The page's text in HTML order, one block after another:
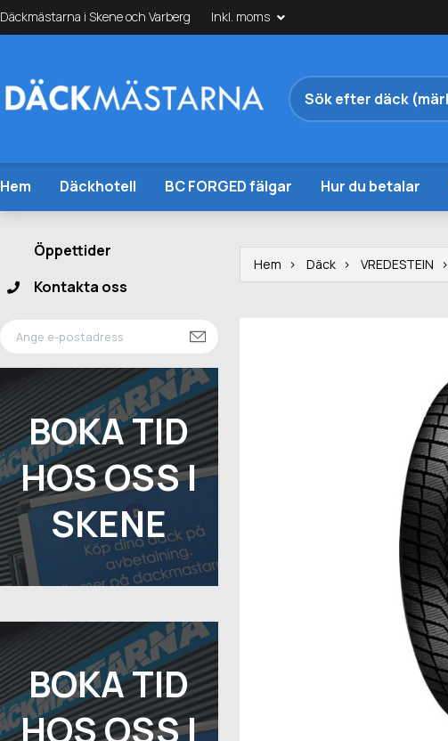
Däckmästarna i Skene och Varberg Inkl. moms
Hem Däckhotell BC FORGED fälgar Hur du betalar
Öppettider
Kontakta oss
BOKA TID
HOS OSS I
SKENE
BOKA TID
HOS OSS I
Hem Däck VREDESTEIN